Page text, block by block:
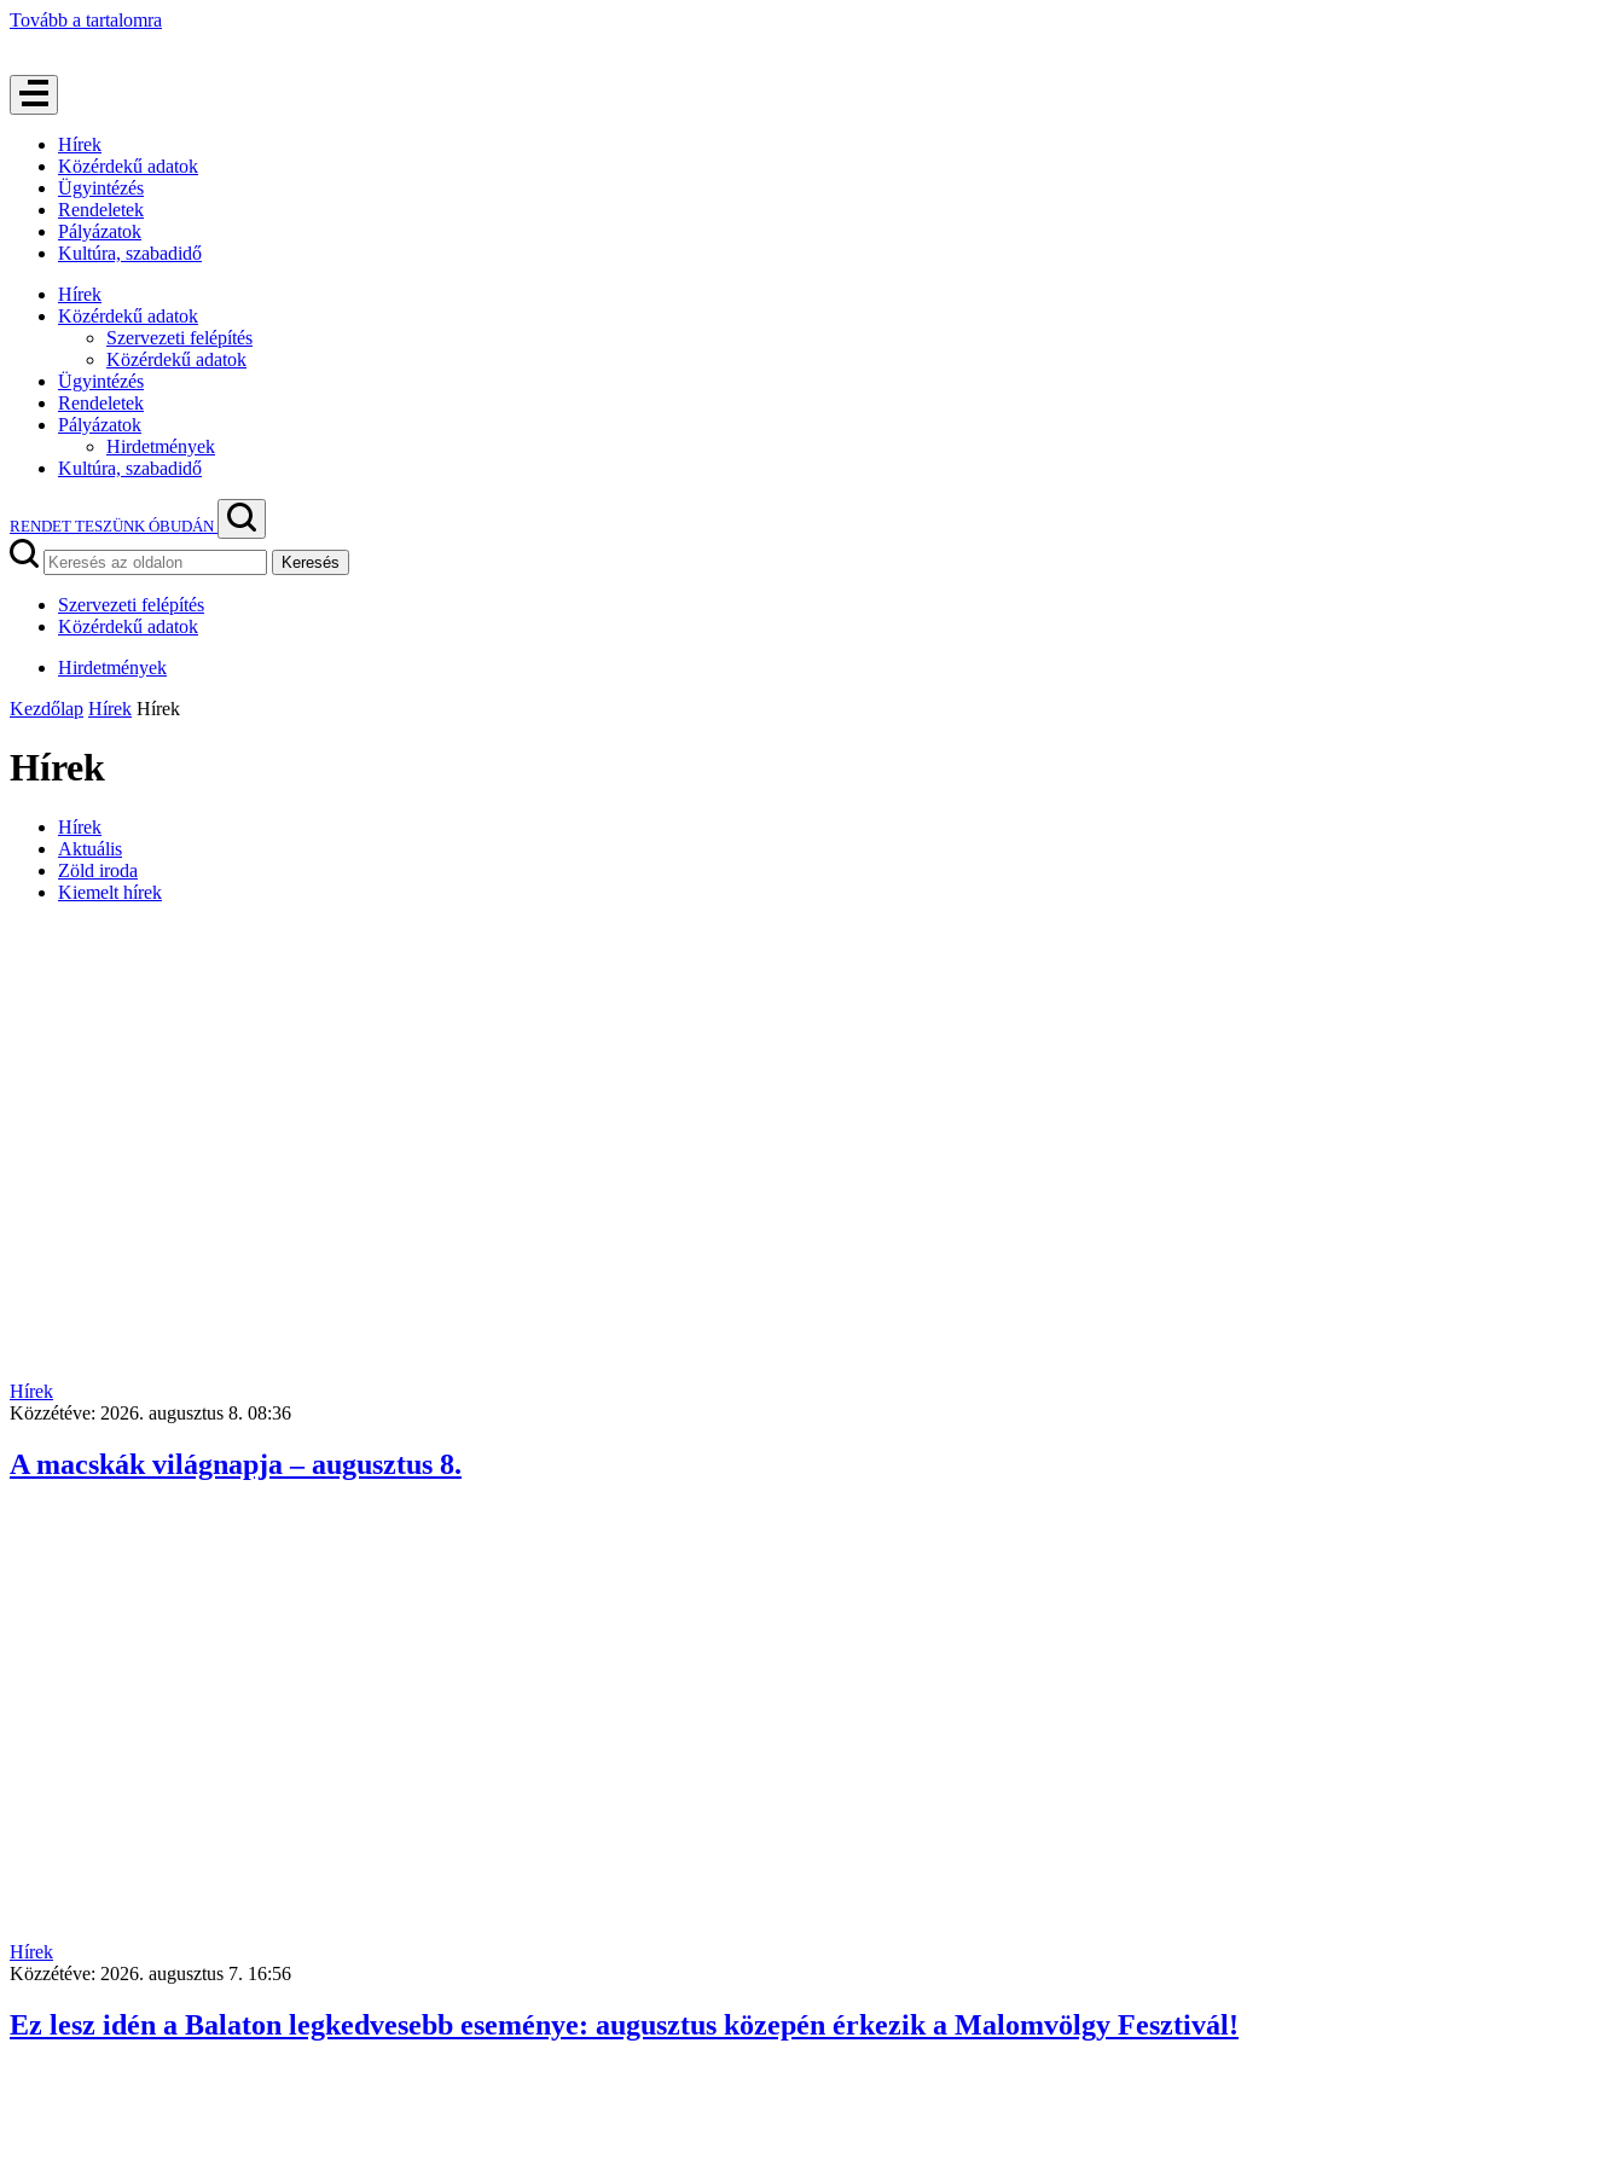
Tovább a tartalomra
Hírek
Közérdekű adatok
Ügyintézés
Rendeletek
Pályázatok
Kultúra, szabadidő
Hírek
Közérdekű adatok
Szervezeti felépítés
Közérdekű adatok
Ügyintézés
Rendeletek
Pályázatok
Hirdetmények
Kultúra, szabadidő
RENDET TESZÜNK ÓBUDÁN
Keresés
Szervezeti felépítés
Közérdekű adatok
Hirdetmények
Kezdőlap Hírek Hírek
Hírek
Hírek
Aktuális
Zöld iroda
Kiemelt hírek
Hírek
Közzétéve: 2026. augusztus 8. 08:36
A macskák világnapja – augusztus 8.
Hírek
Közzétéve: 2026. augusztus 7. 16:56
Ez lesz idén a Balaton legkedvesebb eseménye: augusztus közepén érkezik a Malomvölgy Fesztivál!